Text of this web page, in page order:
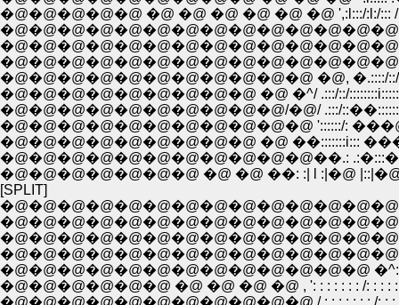
�@�@�@�@�@ �@ �@ �@ �@ �@ �@ ',:l:::/:l:/
�@�@�@�@�@�@�@�@�@�@�@ �@, �.::::/
�@�@�@�@�@�@�@�@�@ �@ �^/ .:::/::/
�@�@�@�@�@�@�@�@�@�@/�@/ .:::/
�@�@�@�@�@�@�@�@�@�@�@ '::::::/:
�@�@�@�@�@�@�@�@�@ �@ ��:::::::i:::
�@�@�@�@�@�@�@�@�@�@�@��.:
�@�@�@�@�@�@�@ �@ �@ ��: :| l :|�@
[SPLIT]
�@�@�@�@�@�@�@�@�@�@�@�@�@ �^: : : :
�@�@�@�@�@�@ �@ �@ �@ �@ , ': : : : : : : /: : : : : :
�@�@�@�@�@�@�@�@�@�@�@ / : : : : : : : /: : : : :